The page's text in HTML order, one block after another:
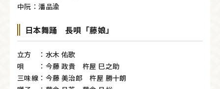
中阮：潘品渝
日本舞踊 長唄「藤娘」
立方 ：水木 佑歌
唄 ：今藤 政貴 杵屋 巳之助
三味線：今藤 美治郎 杵屋 勝十朗